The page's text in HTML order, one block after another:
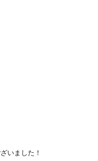
いました！